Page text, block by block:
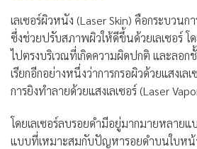
เลเซอร์ผิวหนัง (Laser Skin) คือกระบวน
ซึ่งช่วยปรับสภาพผิวให้ดีขึ้นด้วยเลเซอร์ โ
ไปตรงบริเวณที่เกิดความผิดปกติ และลอ
เรียกอีกอย่างหนึ่งว่าการกรอผิวด้วยแสงเล
การยิงทำลายด้วยแสงเลเซอร์ (Laser
โดยเลเซอร์ลบรอยดำมีอยู่มากมายหลายแบ
แบบที่เหมาะสมกับปัญหารอยดำบนใบหน้